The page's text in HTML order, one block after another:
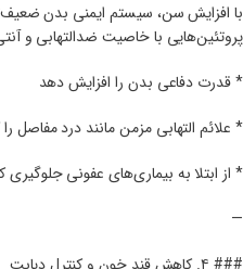
با افزایش سن، سیستم ایمنی بدن
پروتئین‌هایی با خاصیت ضدالتهابی و
* قدرت دفاعی بدن را افزایش دهد
* علائم التهابی مزمن مانند درد مفاصل
* از ابتلا به بیماری‌های عفونی جلوگیری
—